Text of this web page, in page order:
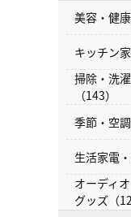
美容・健
キッチン
掃除・洗
（143）
季節・空
生活家電
オーディ
グッズ（